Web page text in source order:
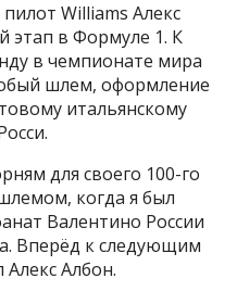
Williams Алекс
этап в Формуле 1. К
в чемпионате мира
шлем, оформление
итальянскому
для своего 100-го
когда я был
Валентино России
Вперёд к следующим
Албон.